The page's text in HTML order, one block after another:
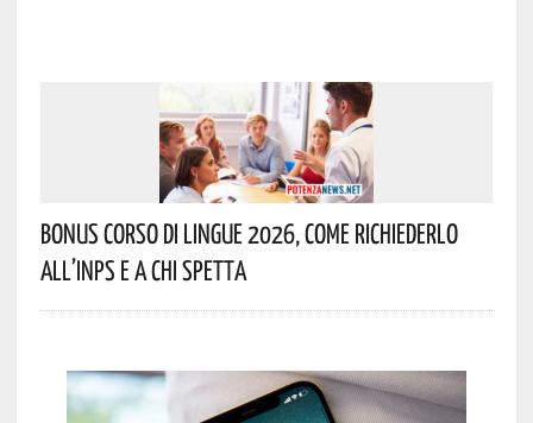
Bonus Corso Di Lingue 2026, Come Richiederlo
All’INPS E A Chi Spetta